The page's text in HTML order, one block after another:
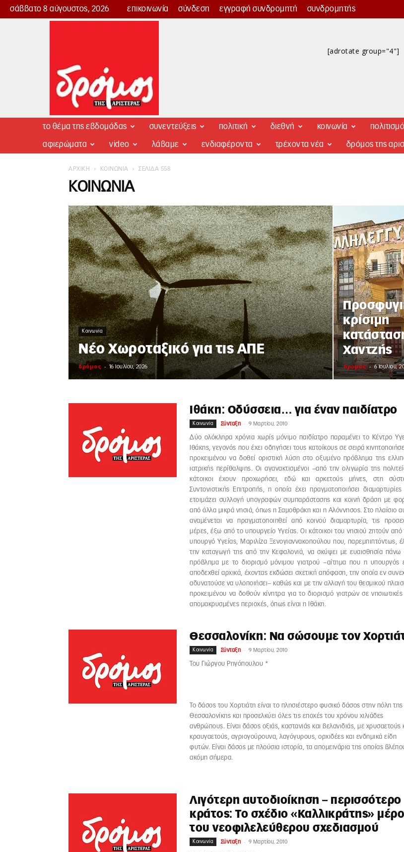
σάββατο 8 αύγουστος, 2026 επικοινωνία σύνδεση εγγραφή συνδρομητή συνδρομητής
Δρόμος
[adrotate group="4"]
το θέμα της εβδομάδας συνεντεύξεις πολιτική διεθνή κοινωνία
αφιερώματα video λάβαμε ενδιαφέροντα τρέχοντα νέα δρόμος της
ΑΡΧΙΚΉ ΚΟΙΝΩΝΊΑ ΣΕΛΊΔΑ 558
ΚΟΙΝΩΝΊΑ
Κοινωνία
Νέο Χωροταξικό για τις ΑΠΕ
δρόμος - 16 Ιουλίου, 2026
κρίσιμη
Χαντζής
δρόμος - 6 Ιουλίου,
Ιθάκη: Οδύσσεια… για έναν παιδίατρο
Κοινωνία Σύνταξη - 9 Μαρτίου, 2010
Δύο ολόκληρα χρόνια χωρίς μόνιμο παιδίατρο παραμένει το Κέντρο
Ιθάκης, γεγονός που έχει οδηγήσει τους κατοίκους σε σειρά
προκειμένου να δοθεί οριστική λύση στο οξυμένο πρόβλημα της
ιατρικής περίθαλψης. Οι αγανακτισμένοι –από την ολιγωρία της
κάτοικοι έχουν προχωρήσει, εδώ και αρκετούς μήνες, στη
Συντονιστικής Επιτροπής, η οποία έχει πραγματοποιήσει διαμαρτυρίες
ετοιμάζει συλλογή υπογραφών συμπαράστασης και κοινή δράση με
από άλλα μικρά νησιά, όπως η Σαμοθράκη και η Αλόννησος. Στο πλαίσιο
αναμένεται να πραγματοποιηθεί από κοινού διαμαρτυρία, τις
μέρες, έξω από το υπουργείο Υγείας. Οι κάτοικοι του νησιού ζητούν από
υπουργό Υγείας, Μαριλίζα Ξενογιαννακοπούλου που, παρεμπιπτόντως,
την καταγωγή της από την Κεφαλονιά, να σκύψει με ευαισθησία πάνω
πρόβλημα με το διορισμό μόνιμου γιατρού –αίτημα που η υπουργός
αποδεχθεί αρχικά, έχοντας εκδώσει σχετική απόφαση, την οποία εν
αδυνατούσε να υλοποιήσει– καθώς και με την αλλαγή του θεσμικού
προκειμένου να δοθούν κίνητρα για το διορισμό γιατρών σε νησιωτικές
απομακρυσμένες περιοχές, όπως είναι η Ιθάκη.
Θεσσαλονίκη: Να σώσουμε τον
Κοινωνία Σύνταξη - 9 Μαρτίου, 2010
Του Γιώργου Ρηγόπουλου *
Το δάσος του Χορτιάτη είναι το πλησιέστερο φυσικό δάσος στην πόλη της
Θεσσαλονίκης και προσελκύει όλες τις εποχές του χρόνου χιλιάδες
ανθρώπους. Είναι δάσος οξιάς, καστανιάς και βελανιδιάς, με χρυσαετούς
κραυγαετούς, αγριογούρουνα, λαγόγυρους, ορχιδέες και ενδημικά είδη
φυτών. Είναι δάσος με πλούσια ιστορία, τα απομεινάρια της οποίας
ακόμη σήμερα.
Λιγότερη αυτοδιοίκηση – περισσότερο
κράτος: Το σχέδιο «Καλλικράτης»
του νεοφιλελεύθερου σχεδιασμού
Κοινωνία Σύνταξη - 9 Μαρτίου, 2010